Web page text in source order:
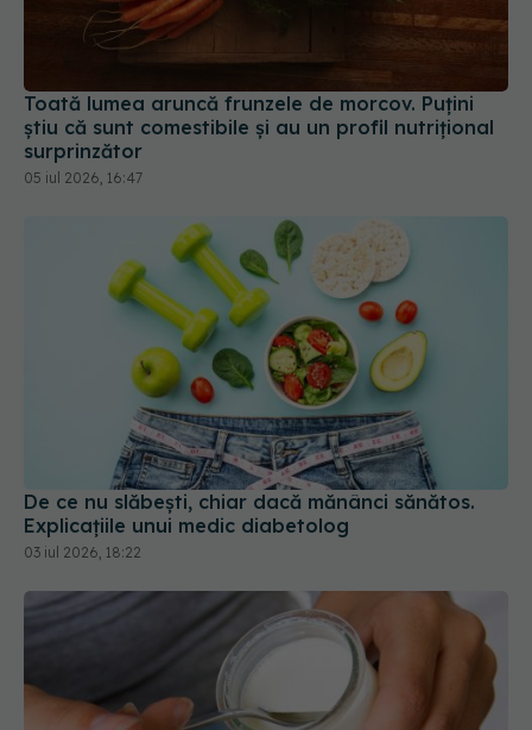
Toată lumea aruncă frunzele de morcov. Puțini
știu că sunt comestibile și au un profil nutrițional
05 iul 2026, 16:47
De ce nu slăbești, chiar dacă mănânci sănătos.
Explicațiile unui medic diabetolog
03 iul 2026, 18:22